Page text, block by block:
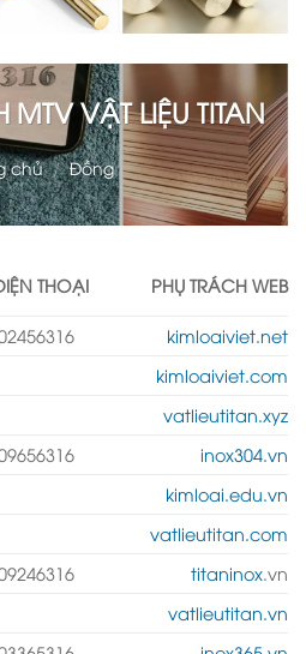
VẬT LIỆU TITAN
chủ / Đồng
THOẠI PHỤ TRÁCH WEB
kimloaiviet.net
kimloaiviet.com
vatlieutitan.xyz
inox304.vn
kimloai.edu.vn
vatlieutitan.com
titaninox.vn
vatlieutitan.vn